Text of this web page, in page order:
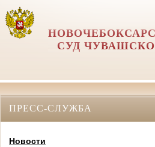
СУД
ПРЕСС-СЛУЖБА
Новости